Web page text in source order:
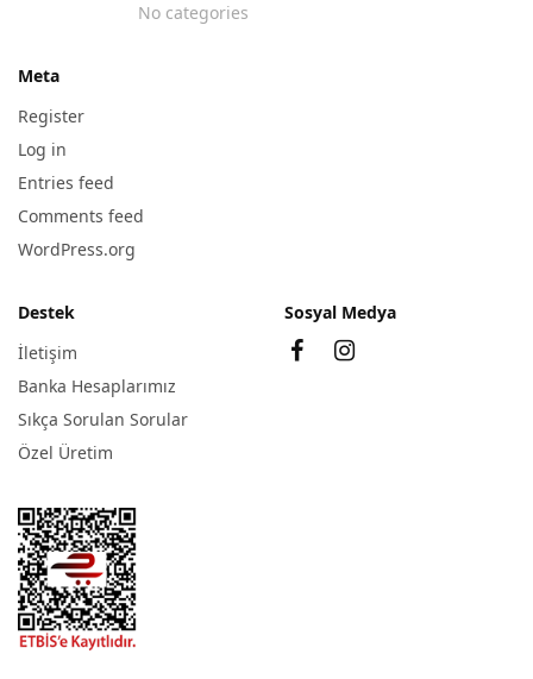
No categories
Meta
Register
Log in
Entries feed
Comments feed
WordPress.org
Destek
İletişim
Banka Hesaplarımız
Sıkça Sorulan Sorular
Özel Üretim
Sosyal Medya